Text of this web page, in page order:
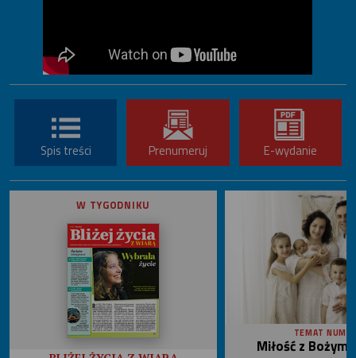
Spis treści Prenumeruj E-wydanie
W TYGODNIKU
TEMAT
Miłość z